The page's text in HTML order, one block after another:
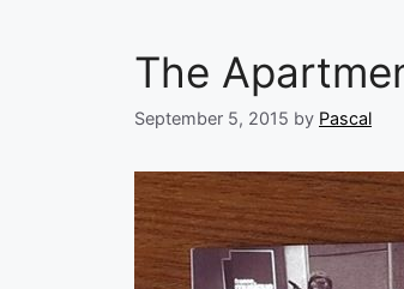
The
September 5, 2015 by Pascal